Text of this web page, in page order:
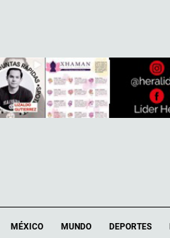
MÉXICO MUNDO DEPORTES